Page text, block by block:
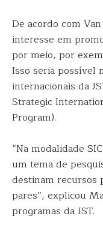
De acordo com
interesse em
por meio, por
Isso seria possível
internacionais da
Strategic
Program).
“Na modalidade
um tema de
destinam recursos
pares”, explicou
programas da JST.